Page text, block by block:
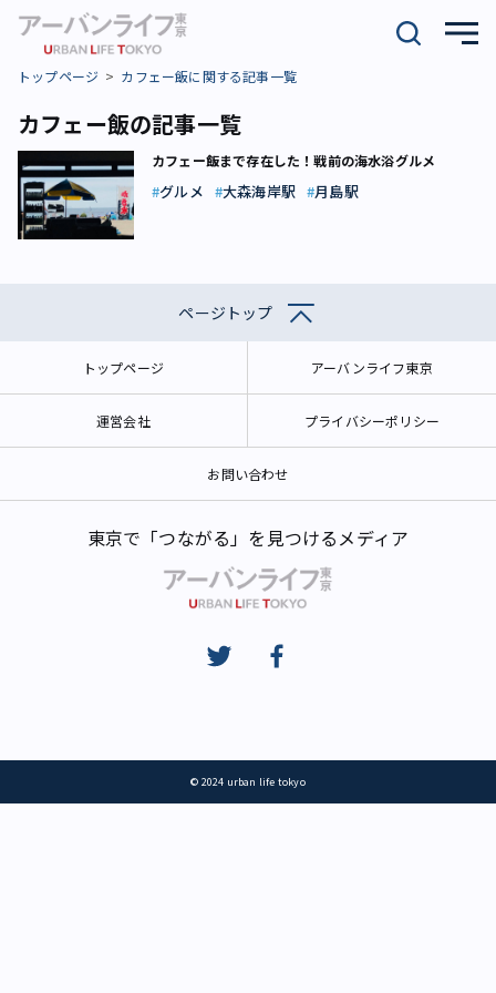
トップページ カフェー飯に関する記事一覧
カフェー飯の記事一覧
カフェー飯まで存在した！戦前の海水浴グルメ
グルメ 大森海岸駅 月島駅
ページトップ
トップページ アーバンライフ東京
運営会社 プライバシーポリシー
お問い合わせ
東京で「つながる」を見つけるメディア
© 2024 urban life tokyo